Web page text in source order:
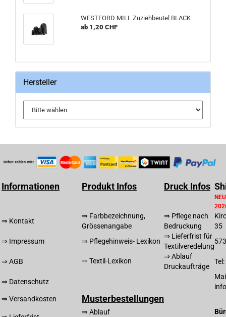
WESTFORD MILL Zuziehbeutel BLACK
ab 1,20 CHF
Hersteller
Informationen Produkt Infos Druck Infos
⇒ Kontakt
⇒ Farbbezeichnung,
Grössenangabe
⇒ Pflege nach
Bedruckung
35
⇒ Impressum
⇒ Pflegehinweis- Lexikon
⇒ Lieferfrist für
Textilveredelung
⇒ AGB ⇒ Textil-Lexikon
⇒ Ablauf
Druckaufträge
⇒ Datenschutz
⇒ Versandkosten
Musterbestellungen
⇒ Ablauf